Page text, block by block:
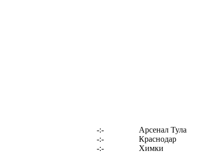
-:-
Арсенал Тула
-:-
Краснодар
-:-
Химки